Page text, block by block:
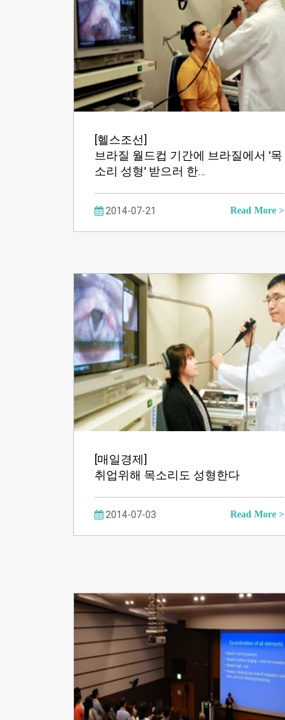
[헬스조선]
브라질 월드컵 기간에 브라질에서 '목
소리 성형' 받으러 한…
2014-07-21 Read More >
[매일경제]
취업위해 목소리도 성형한다
2014-07-03 Read More >